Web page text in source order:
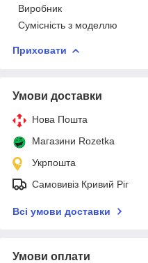
Виробник
Сумісність з моделлю
Приховати
Умови доставки
Нова Пошта
Магазини Rozetka
Укрпошта
Самовивіз Кривий Ріг
Всі умови доставки
Умови оплати